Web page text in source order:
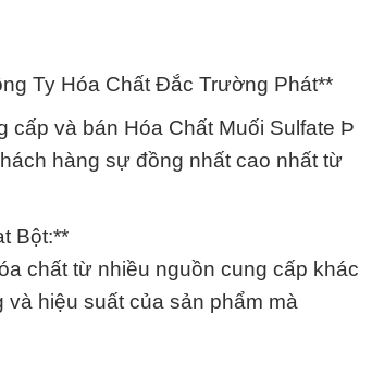
Ty Hóa Chất Đắc Trường Phát**
và bán Hóa Chất Muối Sulfate Þ
hàng sự đồng nhất cao nhất từ
Bột:**
chất từ nhiều nguồn cung cấp khác
hiệu suất của sản phẩm mà